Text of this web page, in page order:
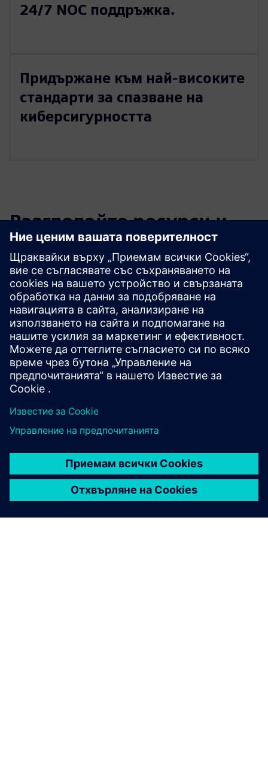
24/7 NOC поддръжка.
Придържане към най-високите
стандарти за спазване на
киберсигурността
Разгледайте ресурси и
свързани продукти
Допълнителна информация и
ресурси
Satellite Connectivity (DETA-SatConnect)
Предпоставки